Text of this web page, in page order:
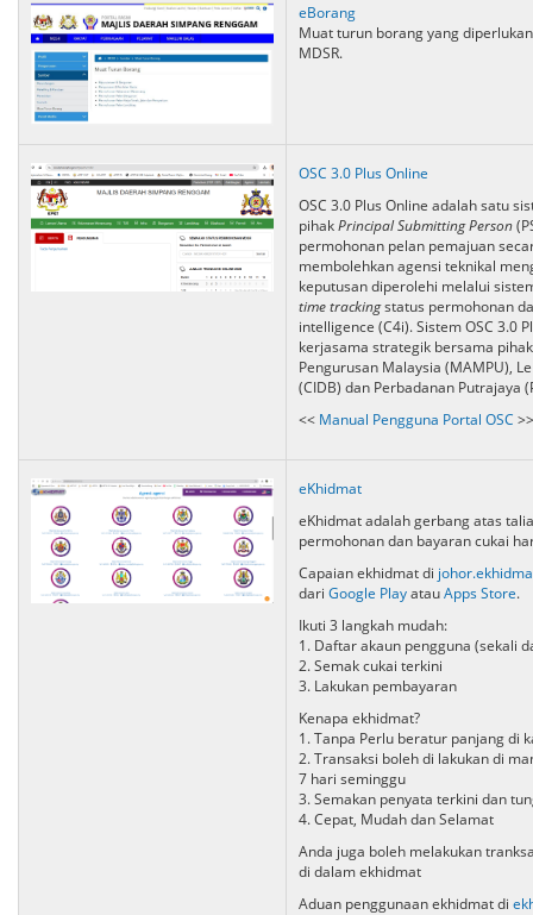
eBorang
Muat turun borang yang
MDSR.
OSC 3.0 Plus Online
OSC 3.0 Plus Online adalah satu
pihakPrincipal Submitting Person
permohonan pelan pemajuan
membolehkan agensi teknikal
keputusan diperolehi melalui
timetrackingstatus permohonan
intelligence (C4i). Sistem OSC 3.0
kerjasama strategik bersama
Pengurusan Malaysia (MAMPU),
(CIDB) dan Perbadanan Putrajaya
<< Manual Pengguna Portal OSC >>
eKhidmat
eKhidmat adalah gerbang atas
permohonan dan bayaran cukai
Capaian ekhidmat di
dari Google PlayatauApps Store.
Ikuti 3 langkah mudah:
1. Daftar akaun pengguna (sekali
2. Semak cukai terkini
3. Lakukan pembayaran
Kenapa ekhidmat?
1. Tanpa Perlu beratur panjang di
2. Transaksi boleh di lakukan di
7 hari seminggu
3. Semakan penyata terkini dan
4. Cepat, Mudah dan Selamat
Anda juga boleh melakukan
di dalam ekhidmat
Aduan penggunaan ekhidmat di